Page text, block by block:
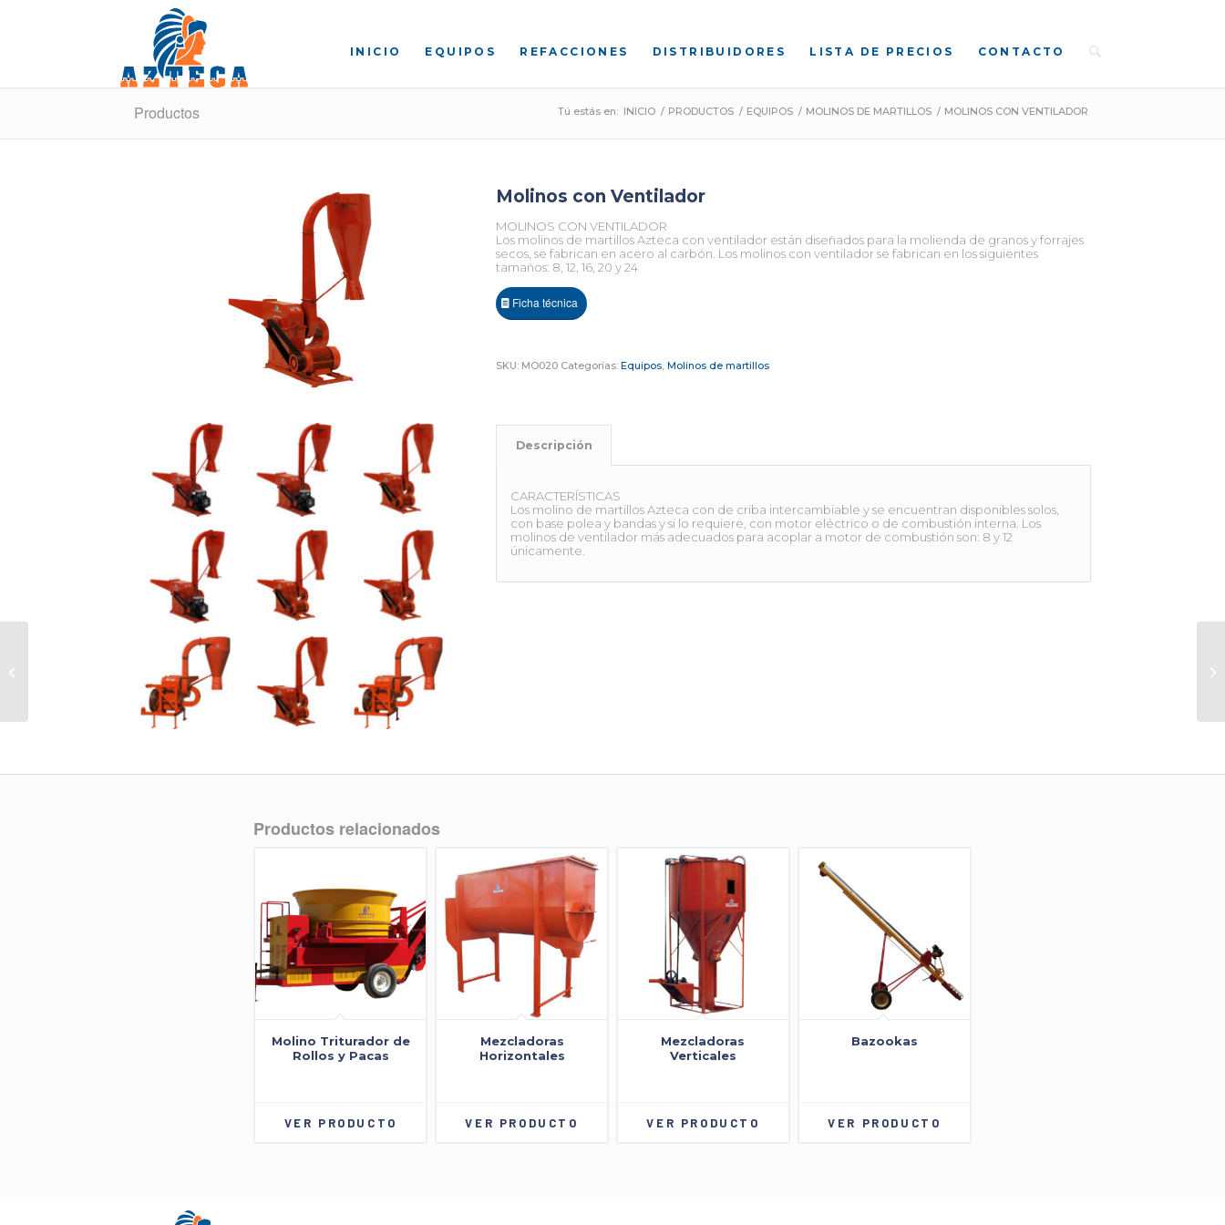
INICIO EQUIPOS REFACCIONES DISTRIBUIDORES LISTA DE PRECIOS CONTACTO
Productos Tú estás en: INICIO / PRODUCTOS / EQUIPOS / MOLINOS DE MARTILLOS / MOLINOS CON VENTILADOR
Molinos con Ventilador
MOLINOS CON VENTILADOR
Los molinos de martillos Azteca con ventilador están diseñados para la molienda de granos y forrajes
secos, se fabrican en acero al carbón. Los molinos con ventilador se fabrican en los siguientes
tamaños: 8, 12, 16, 20 y 24
Ficha técnica
SKU: MO020 Categorías: Equipos, Molinos de martillos
Descripción
CARACTERÍSTICAS
Los molino de martillos Azteca con de criba intercambiable y se encuentran disponibles solos,
con base polea y bandas y si lo requiere, con motor eléctrico o de combustión interna. Los
molinos de ventilador más adecuados para acoplar a motor de combustión son: 8 y 12
únicamente.
Productos relacionados
Molino Triturador de
Rollos y Pacas
VER PRODUCTO
Mezcladoras
Horizontales
VER PRODUCTO
Mezcladoras
Verticales
VER PRODUCTO
Bazookas
VER PRODUCTO